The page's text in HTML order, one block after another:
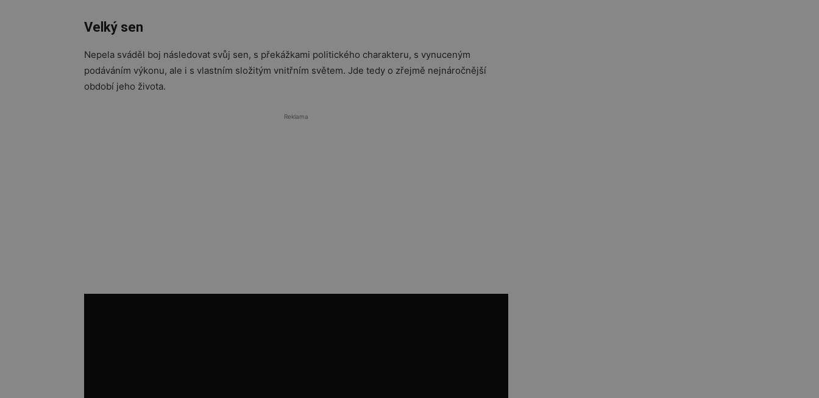
Velký sen
Nepela sváděl boj následovat svůj sen, s překážkami politického charakteru, s vynuceným
podáváním výkonu, ale i s vlastním složitým vnitřním světem. Jde tedy o zřejmě nejnáročnější
období jeho života.
Reklama